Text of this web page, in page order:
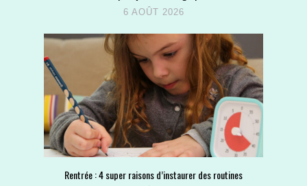
6 AOÛT 2026
Rentrée : 4 super raisons d’instaurer des routines